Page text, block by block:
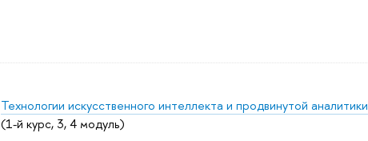
Технологии искусственного интеллекта и продвинутой аналитики
(1-й курс, 3, 4 модуль)